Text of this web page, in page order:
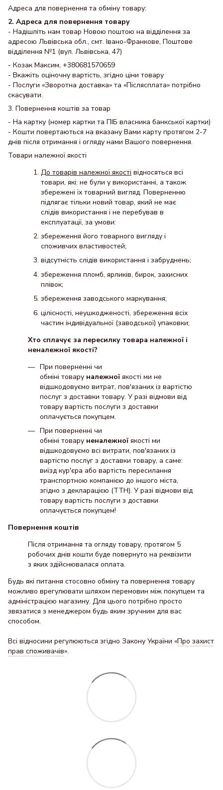
Адреса для повернення та обміну товару:
2. Адреса для повернення товару
- Надішліть нам товар Новою поштою на відділення за
адресою Львівська обл., смт. Івано-Франкове, Поштове
відділення №1 (вул. Львівська, 47)
- Козак Максим, +380681570659
- Вкажіть оціночну вартість, згідно ціни товару
- Послуги «Зворотна доставка» та «Післясплата» потрібно
скасувати.
3. Повернення коштів за товар
- На картку (номер картки та ПІБ власника банкської картки)
- Кошти повертаються на вказану Вами карту протягом 2-7
днів після отримання і огляду нами Вашого повернення.
Товари належної якості
До товарів належної якості відносяться всі
товари, які: не були у використанні, а також
збережені їх товарний вигляд. Поверненню
підлягає тільки новий товар, який не має
слідів використання і не перебував в
експлуатації, за умови:
збереження його товарного вигляду і
споживчих властивостей;
відсутність слідів використання і забруднень;
збереження пломб, ярликів, бирок, захисних
плівок;
збереження заводського маркування;
цілісності, неушкодженості, збереження всіх
частин індивідуальної (заводської) упаковки;
Хто сплачує за пересилку товара належної і
неналежної якості?
При поверненні чи
обміні товару належної якості ми не
відшкодовуємо витрат, пов'язаних із вартістю
послуг з доставки товару. У разі відмови від
товару вартість послуги з доставки
оплачується покупцем.
При поверненні чи
обміні товару неналежної якості ми
відшкодовуємо всі витрати, пов'язаних із
вартістю послуг з доставки товару, а саме:
виїзд кур'єра або вартість пересилання
транспортною компанією до іншого міста,
згідно з декларацією (ТТН). У разі відмови від
товару вартість послуги з доставки
оплачується покупцем!
Повернення коштів
Після отримання та огляду товару, протягом 5
робочих днів кошти буде повернуто на реквізити
з яких здійснювалася оплата.
Будь які питання стосовно обміну та повернення товару
можливо врегулювати шляхом перемовин між покупцем та
адміністрацією магазину. Для цього потрібно просто
звязатися з менеджером будь яким зручним для вас
способом.
Всі відносини регулюються згідно Закону України «Про захист
прав споживачів».